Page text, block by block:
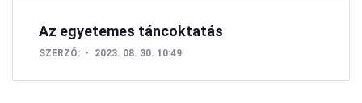
Az egyetemes táncoktatás
SZERZŐ: 2023. 08. 30. 10:49